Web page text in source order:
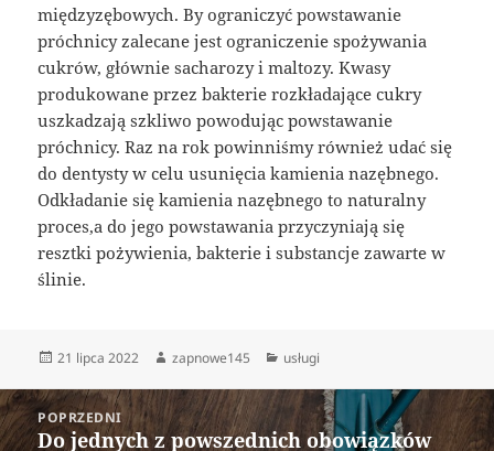
międzyzębowych. By ograniczyć powstawanie
próchnicy zalecane jest ograniczenie spożywania
cukrów, głównie sacharozy i maltozy. Kwasy
produkowane przez bakterie rozkładające cukry
uszkadzają szkliwo powodując powstawanie
próchnicy. Raz na rok powinniśmy również udać się
do dentysty w celu usunięcia kamienia nazębnego.
Odkładanie się kamienia nazębnego to naturalny
proces,a do jego powstawania przyczyniają się
resztki pożywienia, bakterie i substancje zawarte w
ślinie.
Data
21 lipca 2022 Autor
zapnowe145 Kategorie
usługi
Nawigacja
wpisuPOPRZEDNI
Poprzedni
Do jednych z powszednich obowiązków